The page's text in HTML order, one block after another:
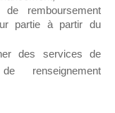
remboursement
partie à partir du
des services de
renseignement